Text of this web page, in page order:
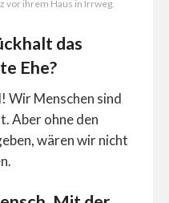
vor ihrem Haus in Irrweg.
das
Ehe?
Wir Menschen sind
Aber ohne den
wären wir nicht